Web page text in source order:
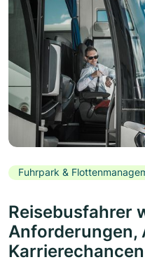
Fuhrpark &
Reisebusfahrer
Anforderungen,
Karrierechancen